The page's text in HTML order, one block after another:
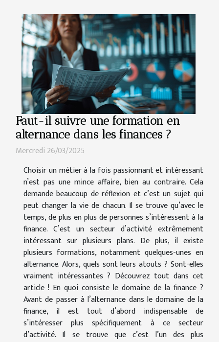
Faut-il suivre une formation en
alternance dans les finances ?
Mercredi 26/03/2025
Choisir un métier à la fois passionnant et intéressant
n’est pas une mince affaire, bien au contraire. Cela
demande beaucoup de réflexion et c’est un sujet qui
peut changer la vie de chacun. Il se trouve qu’avec le
temps, de plus en plus de personnes s’intéressent à la
finance. C’est un secteur d’activité extrêmement
intéressant sur plusieurs plans. De plus, il existe
plusieurs formations, notamment quelques-unes en
alternance. Alors, quels sont leurs atouts ? Sont-elles
vraiment intéressantes ? Découvrez tout dans cet
article ! En quoi consiste le domaine de la finance ?
Avant de passer à l’alternance dans le domaine de la
finance, il est tout d’abord indispensable de
s’intéresser plus spécifiquement à ce secteur
d’activité. Il se trouve que c’est l’un des plus